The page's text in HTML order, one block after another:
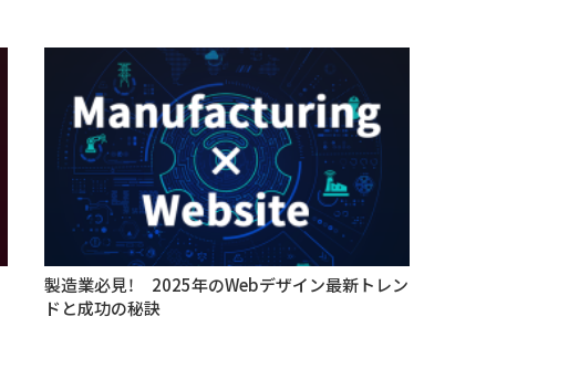
製造業必見！ 2025年のWebデザイン最新トレン
ドと成功の秘訣